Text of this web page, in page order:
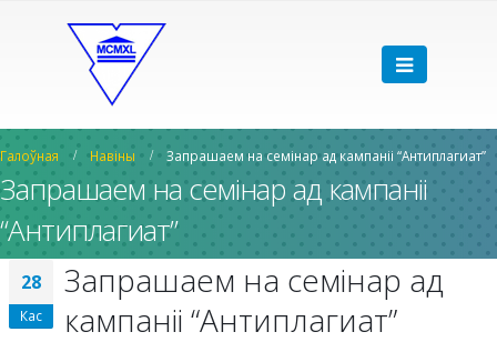
Галоўная Навіны Запрашаем на семінар ад кампаніі “Антиплагиат”
Запрашаем на семінар ад кампаніі
“Антиплагиат”
28
Кас
Запрашаем на семінар ад
кампаніі “Антиплагиат”